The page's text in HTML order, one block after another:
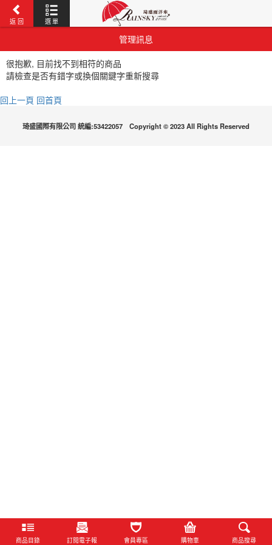
返 回 選 單
管理訊息
很抱歉, 目前找不到相符的商品
請檢查是否有錯字或換個關鍵字重新搜尋
回上一頁 回首頁
琦盛國際有限公司 統編:53422057 Copyright © 2023 All Rights Reserved
商品目錄 訂閱電子報 會員專區 購物車 商品搜尋